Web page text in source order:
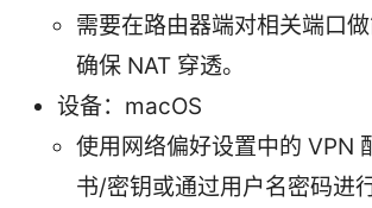
需要在路由器端对相关端口做
确保 NAT 穿透。
设备：macOS
使用网络偏好设置中的 VPN
书/密钥或通过用户名密码进